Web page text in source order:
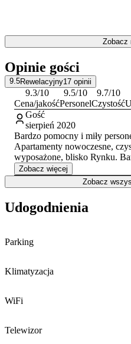
wznosi się takżeZamek
najważniejszych punktów na
Zobacz
Opinie gości
9.5Rewelacyjny17 opinii
9.3/10
Cena/jakość
9.5/10
Personel
9.7/10
Czystość
Gość
sierpień 2020
Bardzo pomocny i miły
Apartamenty nowoczesne,
wyposażone, blisko Rynku.
śniadania.
Brak parkingu przy obiekcie a
bardzo drogi - ale na to w
Zobacz więcej
Zobacz
Udogodnienia
Parking
Klimatyzacja
WiFi
Telewizor